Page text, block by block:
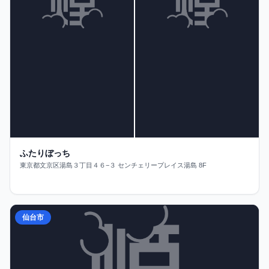
ふたりぼっち
東京都文京区湯島３丁目４６−３ センチェリープレイス湯島 8F
仙台市